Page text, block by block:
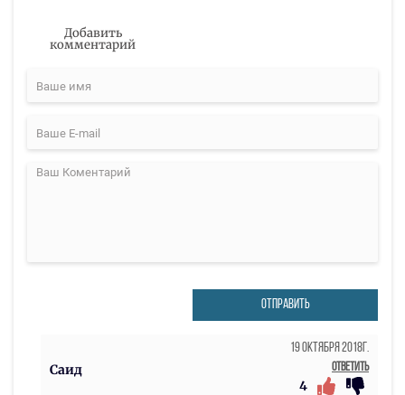
Добавить
комментарий
ОТПРАВИТЬ
Саид
19 Октября 2018г.
Ответить
4